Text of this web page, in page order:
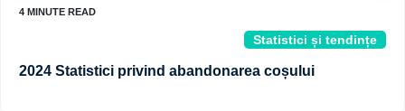
Statistici și tendințe
2024 Statistici privind abandonarea coșului